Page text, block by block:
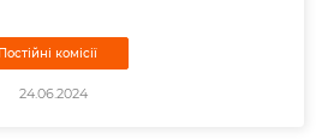
Постійні комісії
24.06.2024